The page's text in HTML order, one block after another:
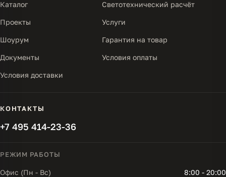
Каталог Светотехнический расчёт
Проекты Услуги
Шоурум Гарантия на товар
Документы Условия оплаты
Условия доставки
КОНТАКТЫ
+7 495 414-23-36
РЕЖИМ РАБОТЫ
Офис (Пн - Вс) 8:00 - 20:00